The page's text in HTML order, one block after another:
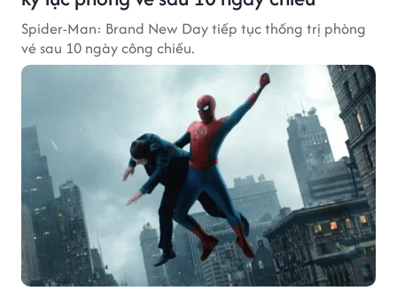
Spider-Man: Brand New Day tiếp tục thống trị phòng
vé sau 10 ngày công chiếu.